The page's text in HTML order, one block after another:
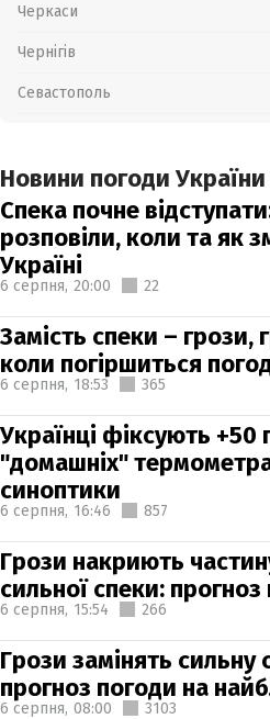
Черкаси
Чернігів
Севастополь
Новини погоди України
Спека почне
розповіли, коли та як
Україні
6 серпня, 20:00 22
Замість спеки – грози,
коли погіршиться
6 серпня, 18:53 365
Українці фіксують +50
"домашніх"
синоптики
6 серпня, 16:46 857
Грози накриють
сильної спеки:
6 серпня, 15:54 266
Грози замінять сильну
прогноз погоди на
6 серпня, 08:00 3103